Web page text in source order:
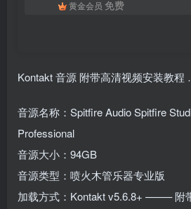
黄金会员 免费
Kontakt 音源 附带高清视频安
音源名称：Spitfire Audio Spitfire
Professional
音源大小：94GB
音源类型：喷火木管乐器专业版
加载方式：Kontakt v5.6.8+ ——– 附